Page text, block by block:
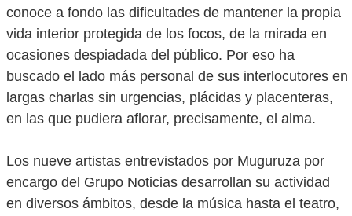
conoce a fondo las dificultades de mantener la propia
vida interior protegida de los focos, de la mirada en
ocasiones despiadada del público. Por eso ha
buscado el lado más personal de sus interlocutores en
largas charlas sin urgencias, plácidas y placenteras,
en las que pudiera aflorar, precisamente, el alma.
Los nueve artistas entrevistados por Muguruza por
encargo del Grupo Noticias desarrollan su actividad
en diversos ámbitos, desde la música hasta el teatro,